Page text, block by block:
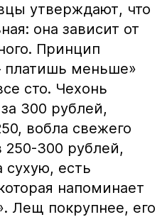
утверждают, что
она зависит от
Принцип
меньше»
сто. Чехонь
300 рублей,
вобла свежего
250-300 рублей,
сухую, есть
напоминает
Лещ покрупнее, его